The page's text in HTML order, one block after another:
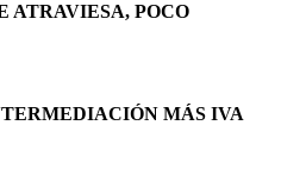
ATRAVIESA, POCO
MÁS IVA